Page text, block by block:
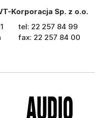
Korporacja Sp. z o.o.
tel: 22 257 84 99
fax: 22 257 84 00